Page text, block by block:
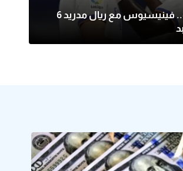
بـ24 مليون يورو.. فينيسيوس مع ريال مدريد 6